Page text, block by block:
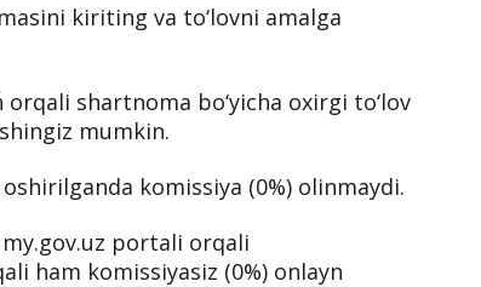
kiriting va to‘lovni amalga
shartnoma bo‘yicha oxirgi to‘lov
mumkin.
komissiya (0%) olinmaydi.
portali orqali
ham komissiyasiz (0%) onlayn